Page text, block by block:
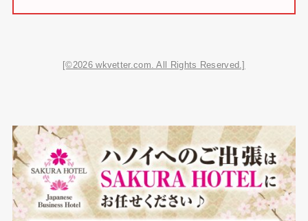
[©2026 wkvetter.com. All Rights Reserved.]